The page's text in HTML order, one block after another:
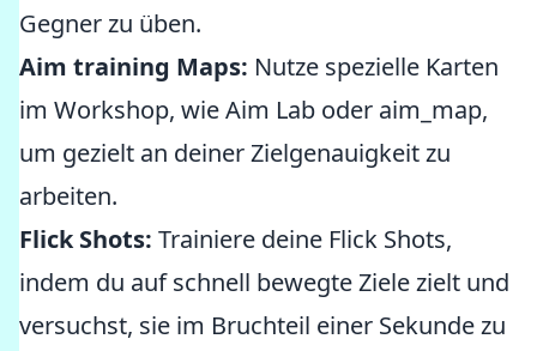
Gegner zu üben.
Aim training Maps: Nutze spezielle Karten
im Workshop, wie Aim Lab oder aim_map,
um gezielt an deiner Zielgenauigkeit zu
arbeiten.
Flick Shots: Trainiere deine Flick Shots,
indem du auf schnell bewegte Ziele zielt und
versuchst, sie im Bruchteil einer Sekunde zu